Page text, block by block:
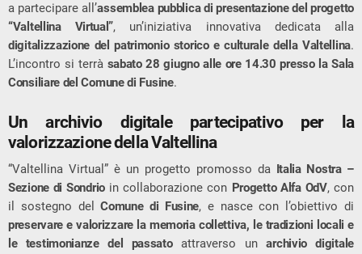
a partecipare all’assemblea pubblica di presentazione del progetto
“Valtellina Virtual”, un’iniziativa innovativa dedicata alla
digitalizzazione del patrimonio storico e culturale della Valtellina.
L’incontro si terrà sabato 28 giugno alle ore 14.30 presso la Sala
Consiliare del Comune di Fusine.
Un archivio digitale partecipativo per la
valorizzazione della Valtellina
“Valtellina Virtual” è un progetto promosso da Italia Nostra –
Sezione di Sondrioin collaborazione con Progetto Alfa OdV, con
il sostegno delComune di Fusine, e nasce con l’obiettivo di
preservare e valorizzare la memoria collettiva, le tradizioni locali e
le testimonianze del passatoattraverso unarchivio digitale